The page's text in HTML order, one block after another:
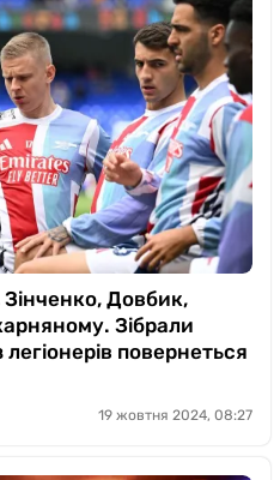
Довбик,
Зібрали
повернеться
19 жовтня 2024, 08:27